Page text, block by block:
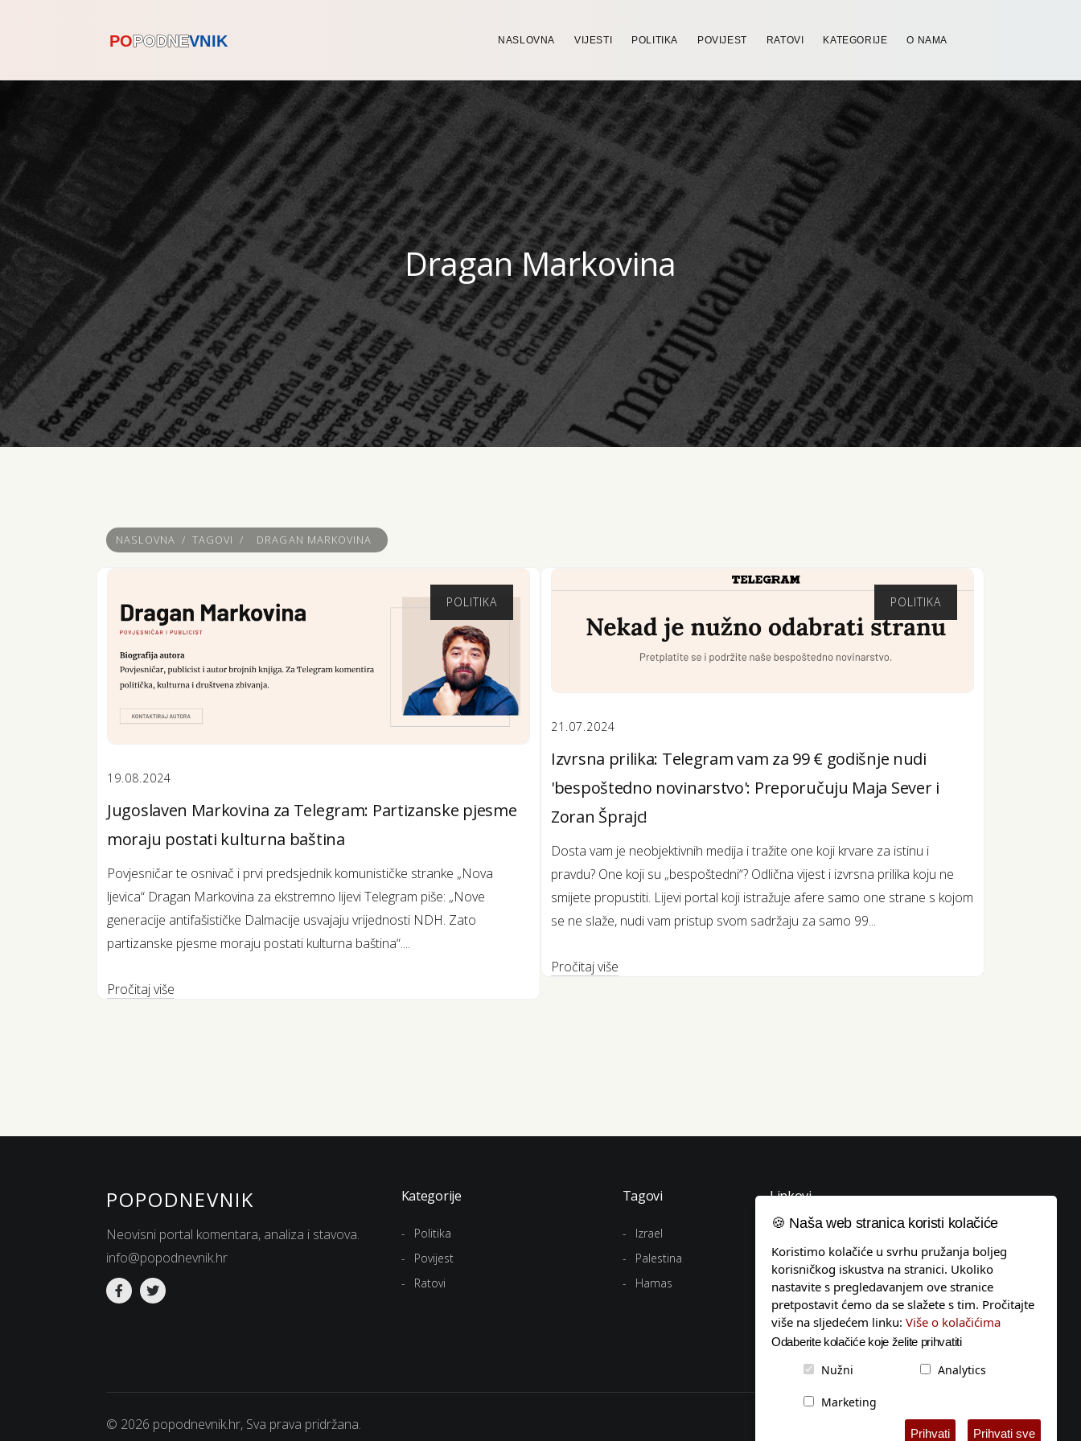
NASLOVNA VIJESTI POLITIKA POVIJEST RATOVI KATEGORIJE O NAMA
Dragan Markovina
NASLOVNA / TAGOVI / DRAGAN MARKOVINA
POLITIKA
19.08.2024
Jugoslaven Markovina za Telegram: Partizanske pjesme
moraju postati kulturna baština
Povjesničar te osnivač i prvi predsjednik komunističke stranke „Nova
ljevica“ Dragan Markovina za ekstremno lijevi Telegram piše: „Nove
generacije antifašističke Dalmacije usvajaju vrijednosti NDH. Zato
partizanske pjesme moraju postati kulturna baština“....
Pročitaj više
POLITIKA
21.07.2024
Izvrsna prilika: Telegram vam za 99 € godišnje nudi
'bespoštedno novinarstvo': Preporučuju Maja Sever i
Zoran Šprajc!
Dosta vam je neobjektivnih medija i tražite one koji krvare za istinu i
pravdu? One koji su „bespoštedni“? Odlična vijest i izvrsna prilika koju ne
smijete propustiti. Lijevi portal koji istražuje afere samo one strane s kojom
se ne slaže, nudi vam pristup svom sadržaju za samo 99...
Pročitaj više
POPODNEVNIK
Neovisni portal komentara, analiza i stavova.
info@popodnevnik.hr
Kategorije
Politika
Povijest
Ratovi
Tagovi
Izrael
Palestina
Hamas
Linkovi
Uvjeti korištenja
Politika privatnosti
Pravila o kolačićima
Impressum
© 2026 popodnevnik.hr, Sva prava pridržana. Ujedinjeni protiv antifašizma
🍪 Naša web stranica koristi kolačiće
Koristimo kolačiće u svrhu pružanja boljeg
korisničkog iskustva na stranici. Ukoliko
nastavite s pregledavanjem ove stranice
pretpostavit ćemo da se slažete s tim. Pročitajte
više na sljedećem linku: Više o kolačićima
Odaberite kolačiće koje želite prihvatiti
Nužni Analytics
Marketing
Prihvati Prihvati sve